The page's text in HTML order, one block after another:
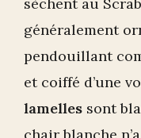
sèchent au
généralement
pendouillant
et coiffé d’une
lamelles sont